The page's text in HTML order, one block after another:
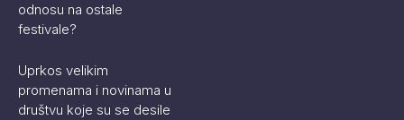
odnosu na ostale
festivale?
Uprkos velikim
promenama i novinama u
društvu koje su se desile